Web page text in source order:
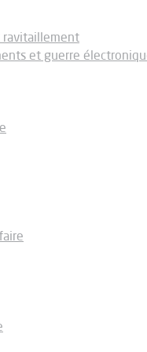
ravitaillement
et guerre